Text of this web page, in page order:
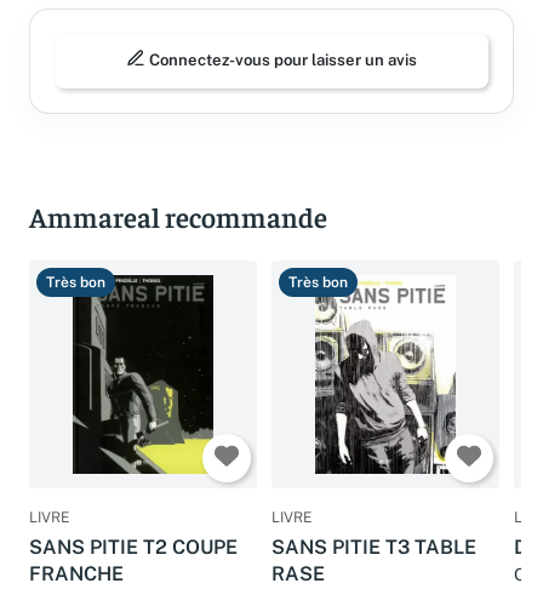
Connectez-vous pour laisser un avis
Ammareal recommande
Très bon
LIVRE
SANS PITIE T2 COUPE
FRANCHE
Très bon
LIVRE
SANS PITIE T3 TABLE
RASE